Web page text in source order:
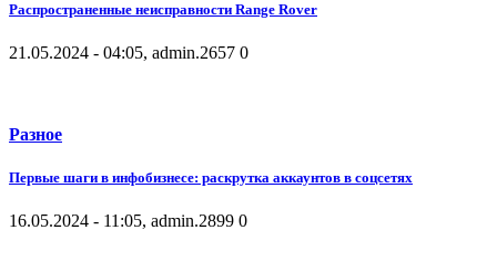
Распространенные неисправности Range Rover
21.05.2024 - 04:05, admin.2657 0
Разное
Первые шаги в инфобизнесе: раскрутка аккаунтов в соцсетях
16.05.2024 - 11:05, admin.2899 0